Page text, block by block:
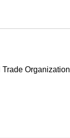
Organization